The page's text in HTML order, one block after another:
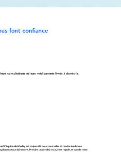
font confiance
consultations et leurs médicaments livrés à domicile.
! L’équipe de Medzy est toujours là pour nous aider et rendre les choses
tout clairement. Prendre un rendez-vous, c’est rapide, et tout le reste